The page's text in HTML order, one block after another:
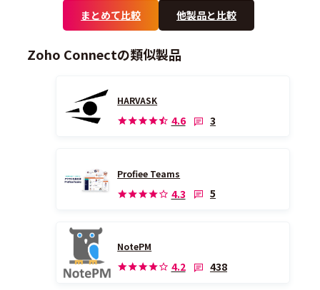
まとめて比較 他製品と比較
Zoho Connectの類似製品
HARVASK
4.6 3
Profiee Teams
4.3 5
NotePM
4.2 438